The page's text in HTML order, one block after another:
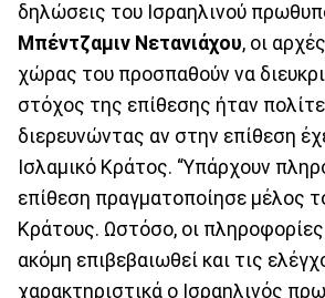
δηλώσεις του Ισραηλινού
Μπέντζαμιν Νετανιάχου, οι
χώρας του προσπαθούν να
στόχος της επίθεσης ήταν
διερευνώντας αν στην επίθεση
Ισλαμικό Κράτος. “Υπάρχουν
επίθεση πραγματοποίησε μέλος
Κράτους. Ωστόσο, οι
ακόμη επιβεβαιωθεί και τις
χαρακτηριστικά ο Ισραηλινός